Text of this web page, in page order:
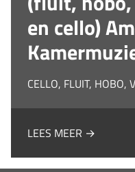
en cello)
CELLO, FLUIT, HOBO,
LEES MEER →